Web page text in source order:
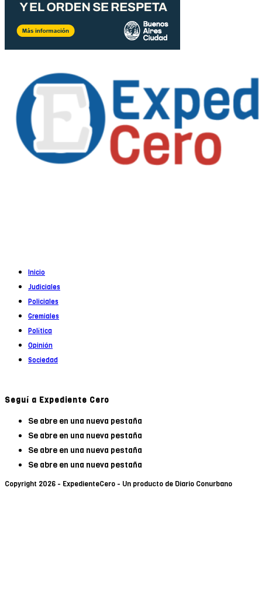
Inicio
Judiciales
Policiales
Gremiales
Política
Opinión
Sociedad
Seguí a Expediente Cero
Se abre en una nueva pestaña
Se abre en una nueva pestaña
Se abre en una nueva pestaña
Se abre en una nueva pestaña
Copyright 2026 - ExpedienteCero - Un producto de Diario Conurbano